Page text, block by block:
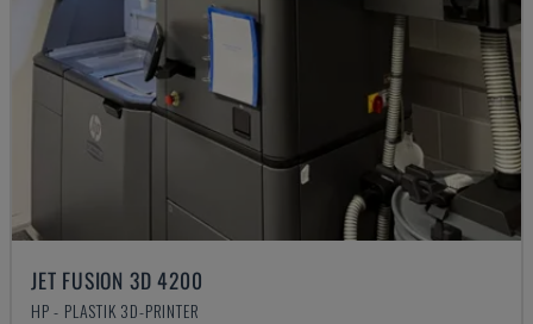
JET FUSION 3D 4200
HP - PLASTIK 3D-PRINTER